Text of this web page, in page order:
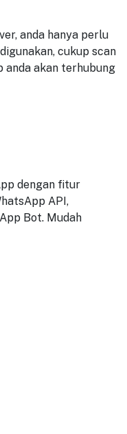
anda hanya perlu
cukup scan
anda akan terhubung
dengan fitur
API,
Bot. Mudah